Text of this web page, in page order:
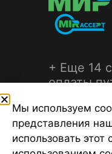
+ Еще 14
оплаты
Мы используем
представления
использовать этот